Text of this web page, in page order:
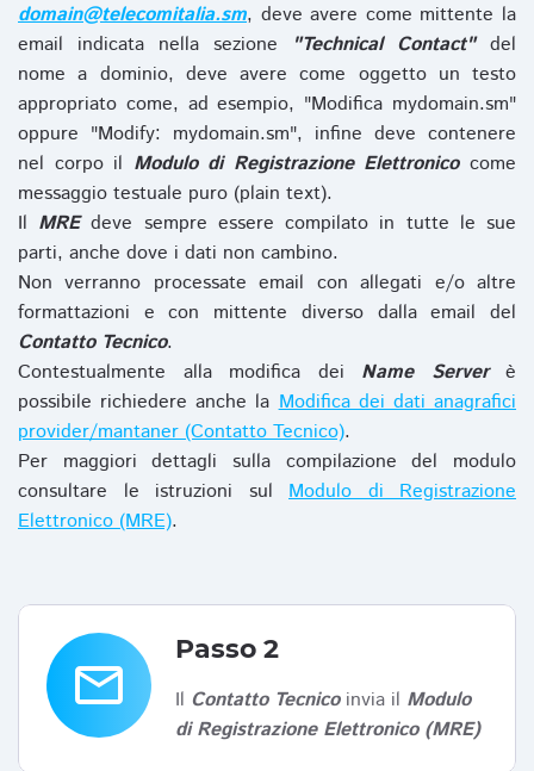
domain@telecomitalia.sm, deve avere come mittente la
email indicata nella sezione
"Technical Contact"del
nome a dominio, deve avere come oggetto un testo
appropriato come, ad esempio, "Modifica mydomain.sm"
oppure "Modify: mydomain.sm", infine deve contenere
nel corpo il Modulo di Registrazione Elettronicocome
messaggio testuale puro (plain text).
Il MREdeve sempre essere compilato in tutte le sue
parti, anche dove i dati non cambino.
Non verranno processate email con allegati e/o altre
formattazioni e con mittente diverso dalla email del
Contatto Tecnico.
Contestualmente alla modifica dei Name Serverè
possibile richiedere anche laModifica dei dati anagrafici
provider/mantaner (Contatto Tecnico).
Per maggiori dettagli sulla compilazione del modulo
consultare le istruzioni sul Modulo di Registrazione
Elettronico (MRE).
email
Passo 2
Il Contatto Tecnicoinvia il Modulo
di Registrazione Elettronico (MRE)